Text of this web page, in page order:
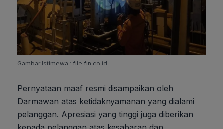
Gambar Istimewa : file.fin.co.id
Pernyataan maaf resmi disampaikan oleh
Darmawan atas ketidaknyamanan yang dialami
pelanggan. Apresiasi yang tinggi juga diberikan
kepada pelanggan atas kesabaran dan